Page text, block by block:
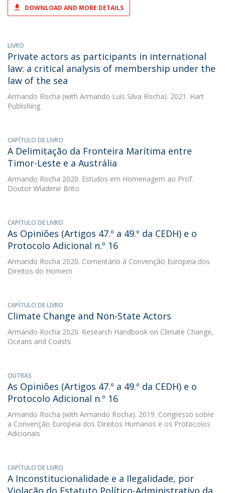
DOWNLOAD AND MORE DETAILS
LIVRO
Private actors as participants in international
law: a critical analysis of membership under the
law of the sea
Armando Rocha (with Armando Luís Silva Rocha). 2021. Hart
Publishing
CAPÍTULO DE LIVRO
A Delimitação da Fronteira Marítima entre
Timor-Leste e a Austrália
Armando Rocha 2020. Estudos em Homenagem ao Prof.
Doutor Wladimir Brito
CAPÍTULO DE LIVRO
As Opiniões (Artigos 47.º a 49.º da CEDH) e o
Protocolo Adicional n.º 16
Armando Rocha 2020. Comentário à Convenção Europeia dos
Direitos do Homem
CAPÍTULO DE LIVRO
Climate Change and Non-State Actors
Armando Rocha 2020. Research Handbook on Climate Change,
Oceans and Coasts
OUTRAS
As Opiniões (Artigos 47.º a 49.º da CEDH) e o
Protocolo Adicional n.º 16
Armando Rocha (with Armando Rocha). 2019. Congresso sobre
a Convenção Europeia dos Direitos Humanos e os Protocolos
Adicionais
CAPÍTULO DE LIVRO
A Inconstitucionalidade e a Ilegalidade, por
Violação do Estatuto Político-Administrativo da